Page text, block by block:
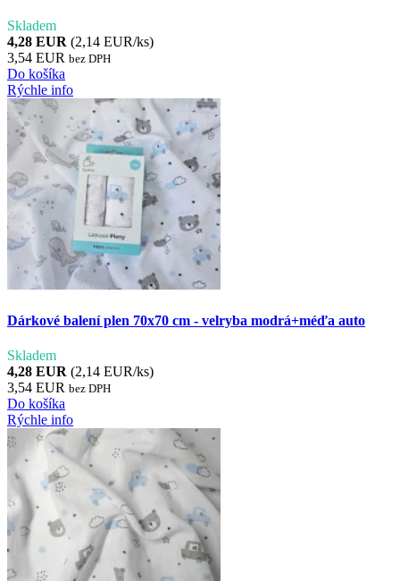
Skladem
4,28 EUR (2,14 EUR/ks)
3,54 EUR bez DPH
Do košíka
Rýchle info
Dárkové balení plen 70x70 cm - velryba modrá+méďa auto
Skladem
4,28 EUR (2,14 EUR/ks)
3,54 EUR bez DPH
Do košíka
Rýchle info